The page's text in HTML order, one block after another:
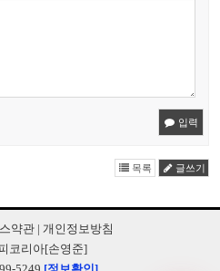
입력
목록 글쓰기
약관| 개인정보방침
코리아[손영준]